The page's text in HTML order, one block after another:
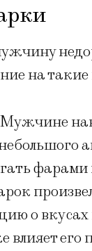
на
фарами
о
влияет его